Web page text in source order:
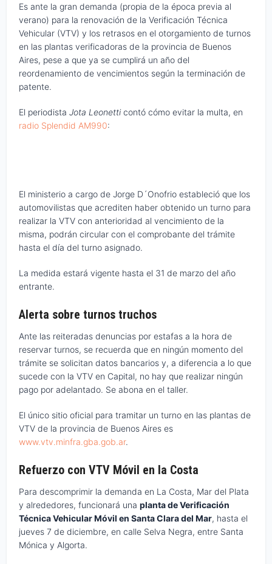
Es ante la gran demanda (propia de la época previa al
verano) para la renovación de la Verificación Técnica
Vehicular (VTV) y los retrasos en el otorgamiento de turnos
en las plantas verificadoras de la provincia de Buenos
Aires, pese a que ya se cumplirá un año del
reordenamiento de vencimientos según la terminación de
patente.
El periodista Jota Leonetticontó cómo evitar la multa, en
radio Splendid AM990:
El ministerio a cargo de Jorge D´Onofrio estableció que los
automovilistas que acrediten haber obtenido un turno para
realizar la VTV con anterioridad al vencimiento de la
misma, podrán circular con el comprobante del trámite
hasta el día del turno asignado.
La medida estará vigente hasta el 31 de marzo del año
entrante.
Alerta sobre turnos truchos
Ante las reiteradas denuncias por estafas a la hora de
reservar turnos, se recuerda que en ningún momento del
trámite se solicitan datos bancarios y, a diferencia a lo que
sucede con la VTV en Capital, no hay que realizar ningún
pago por adelantado. Se abona en el taller.
El único sitio oficial para tramitar un turno en las plantas de
VTV de la provincia de Buenos Aires es
www.vtv.minfra.gba.gob.ar.
Refuerzo con VTV Móvil en la Costa
Para descomprimir la demanda en La Costa, Mar del Plata
y alrededores, funcionará unaplanta de Verificación
Técnica Vehicular Móvil en Santa Clara del Mar, hasta el
jueves 7 de diciembre, en calle Selva Negra, entre Santa
Mónica y Algorta.